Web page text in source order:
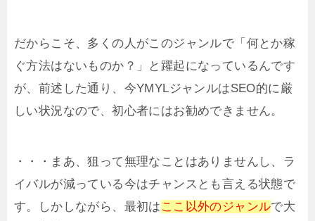
だからこそ、多くの人がこのジャンルで「何とか稼
ぐ方法はないものか？」と躍起になっているんです
が、前述した通り、今YMYLジャンルはSEO的に厳
しい状況なので、初心者にはお勧めできません。
・・・まあ、狙って無理なことはありませんし、ラ
イバルが減っている今はチャンスとも言える状態で
す。しかしながら、最初は ここ以外のジャンルで大